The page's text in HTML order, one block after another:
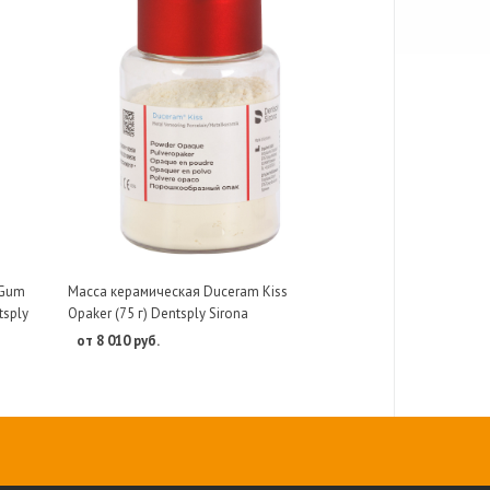
Масса керамическая Duceram Kiss
Opaker (75 г) Dentsply Sirona
от 8 010 руб.